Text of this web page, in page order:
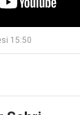
15:50